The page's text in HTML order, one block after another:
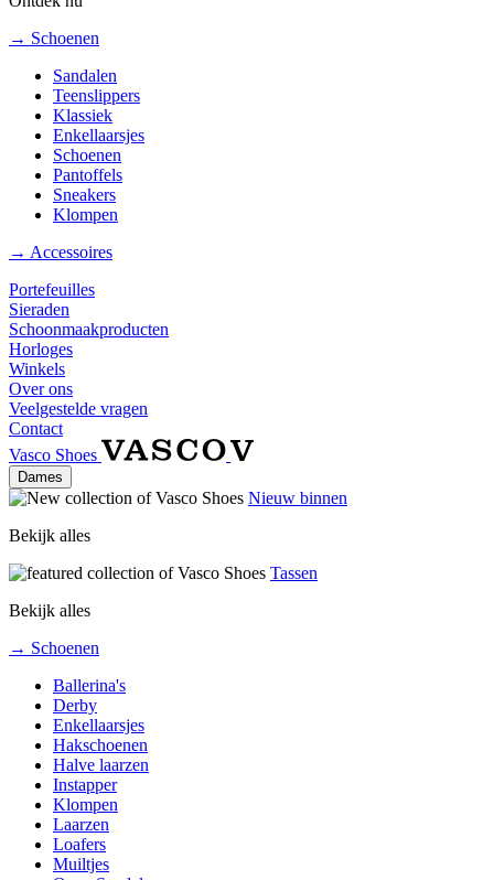
→ Schoenen
Sandalen
Teenslippers
Klassiek
Enkellaarsjes
Schoenen
Pantoffels
Sneakers
Klompen
→ Accessoires
Portefeuilles
Sieraden
Schoonmaakproducten
Horloges
Winkels
Over ons
Veelgestelde vragen
Contact
Vasco Shoes
Dames
Nieuw binnen
Bekijk alles
Tassen
Bekijk alles
→ Schoenen
Ballerina's
Derby
Enkellaarsjes
Hakschoenen
Halve laarzen
Instapper
Klompen
Laarzen
Loafers
Muiltjes